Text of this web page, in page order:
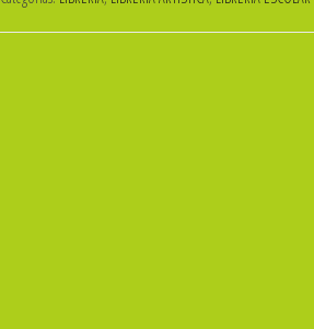
GUARDAS
JUMBO